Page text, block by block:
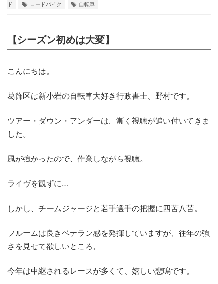
ド
ロードバイク 自転車
【シーズン初めは大変】
こんにちは。
葛飾区は新小岩の自転車大好き行政書士、野村です。
ツアー・ダウン・アンダーは、漸く視聴が追い付いてきま
した。
風が強かったので、作業しながら視聴。
ライヴを観ずに…
しかし、チームジャージと若手選手の把握に四苦八苦。
フルームは良きベテラン感を発揮していますが、往年の強
さを見せて欲しいところ。
今年は中継されるレースが多くて、嬉しい悲鳴です。